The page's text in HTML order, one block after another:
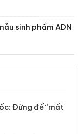
sinh phẩm ADN
gốc: Đừng để